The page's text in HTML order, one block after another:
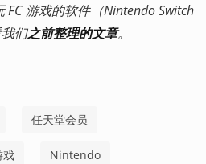
游戏的软件（Nintendo Switch
们之前整理的文章。
任天堂会员
戏 Nintendo